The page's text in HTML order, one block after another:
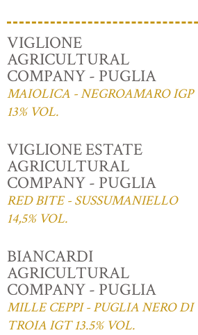
VIGLIONE
AGRICULTURAL
COMPANY - PUGLIA
MAIOLICA - NEGROAMARO IGP
13% VOL.
VIGLIONE ESTATE
AGRICULTURAL
COMPANY - PUGLIA
RED BITE - SUSSUMANIELLO
14,5% VOL.
BIANCARDI
AGRICULTURAL
COMPANY - PUGLIA
MILLE CEPPI - PUGLIA NERO DI
TROIA IGT 13.5% VOL.